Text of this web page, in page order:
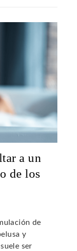
a un
de los
de
y
ser